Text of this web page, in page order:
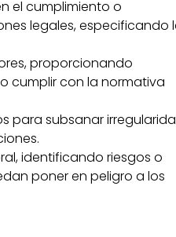
el cumplimiento o
legales, especificando
proporcionando
cumplir con la normativa
para subsanar
identificando riesgos o
poner en peligro a los